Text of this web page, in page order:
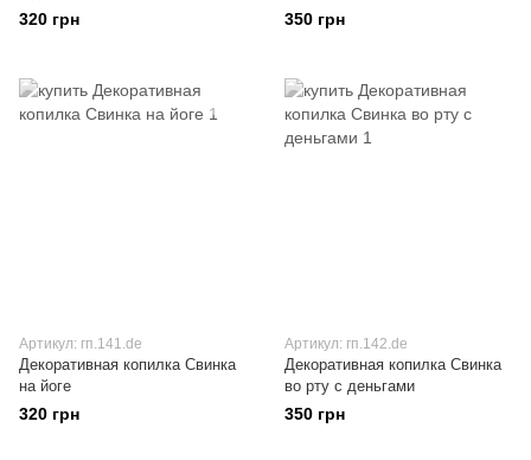
320 грн 350 грн
Артикул: гп.141.de
Декоративная копилка Свинка
на йоге
320 грн
Артикул: гп.142.de
Декоративная копилка Свинка
во рту с деньгами
350 грн